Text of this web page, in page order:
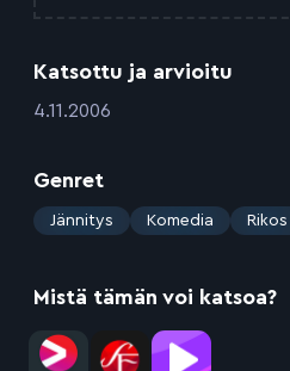
Katsottu ja arvioitu
:4.11.2006
Genret
: Jännitys Komedia Rikos
Mistä tämän voi katsoa?